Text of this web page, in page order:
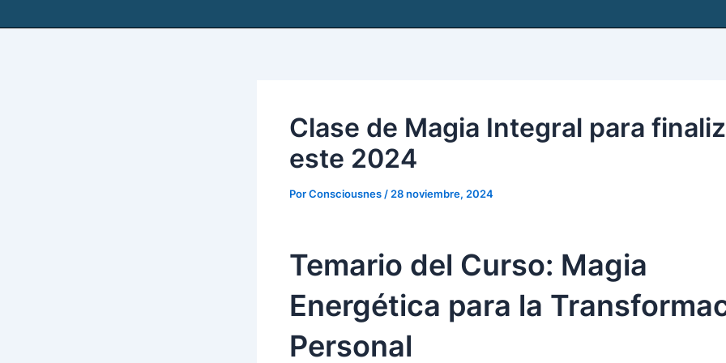
Clase de Magia Integral para
este 2024
PorConsciousnes / 28 noviembre, 2024
Temario del Curso: Magia
Energética para la
Personal